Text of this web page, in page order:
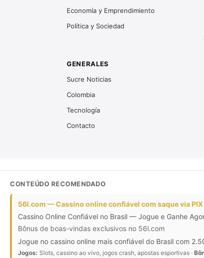
Economía y Emprendimiento
Política y Sociedad
GENERALES
Sucre Noticias
Colombia
Tecnología
Contacto
CONTEÚDO RECOMENDADO
56l.com — Cassino online confiável com saque via PIX
Cassino Online Confiável no Brasil — Jogue e Ganhe
Bônus de boas-vindas exclusivos no 56l.com
Jogue no cassino online mais confiável do Brasil com
Jogos: Slots, cassino ao vivo, jogos crash, apostas esportivas ·